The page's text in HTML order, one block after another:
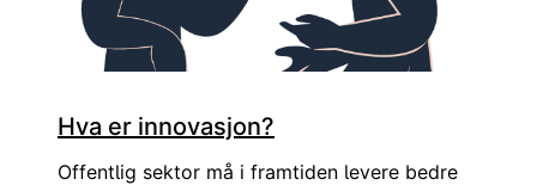
Hva er innovasjon?
Offentlig sektor må i framtiden levere bedre